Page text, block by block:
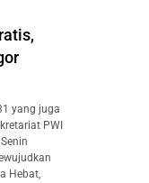
yang juga
PWI
Hebat,